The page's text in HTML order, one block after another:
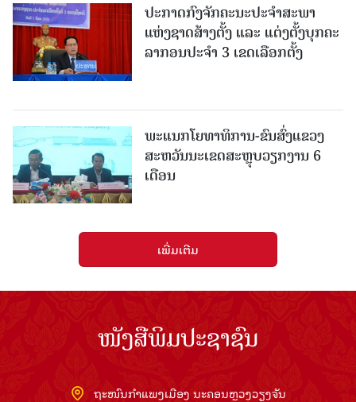
ປະກາດກົງຈັກຄະນະປະຈໍາສະພາ
ແຫ່ງຊາດສ້າງຕັ້ງ ແລະ ແຕ່ງຕັ້ງບຸກຄະ
ລາກອນປະຈໍາ 3 ເຂດເລືອກຕັ້ງ
ພະແນກໂຍທາທິການ-ຂົນສົ່ງແຂວງ
ສະຫວັນນະເຂດສະຫຼຸບວຽກງານ 6
ເດືອນ
ເພີ່ມເຕີມ
ໜັງສືພິມປະຊາຊົນ
ຖະໜົນກຳແພງເມືອງ ນະຄອນຫຼວງວຽງຈັນ